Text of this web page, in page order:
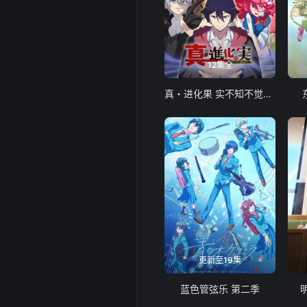
12集全
真・进化果 实不知不觉踏上胜利的人生
更新至19集
蓝色管弦乐 第二季